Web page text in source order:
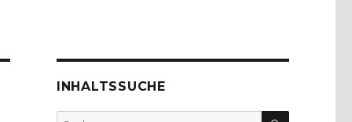
INHALTSSUCHE
Suche SUCHEN